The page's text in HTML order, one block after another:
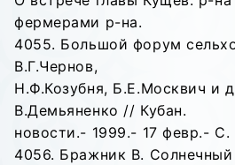
фермерами р-на.
4055. Большой форум
В.Г.Чернов,
Н.Ф.Козубня, Б.Е.Москвич и
В.Демьяненко // Кубан.
новости.- 1999.- 17 февр.- С.
4056. Бражник В. Солнечный